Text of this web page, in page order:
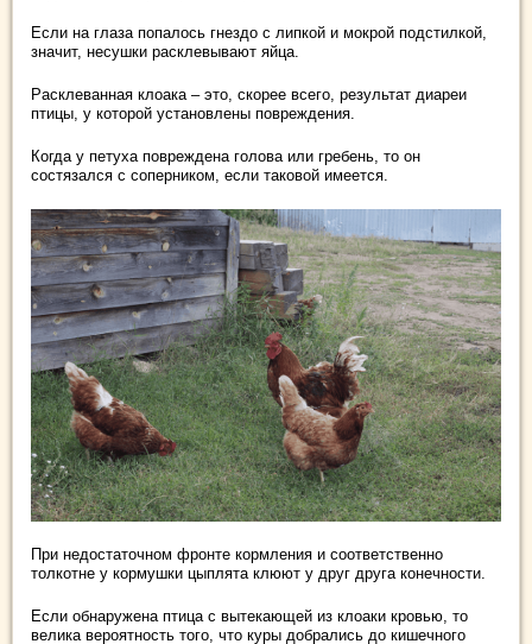
Если на глаза попалось гнездо с липкой и мокрой подстилкой,
значит, несушки расклевывают яйца.
Расклеванная клоака – это, скорее всего, результат диареи
птицы, у которой установлены повреждения.
Когда у петуха повреждена голова или гребень, то он
состязался с соперником, если таковой имеется.
При недостаточном фронте кормления и соответственно
толкотне у кормушки цыплята клюют у друг друга конечности.
Если обнаружена птица с вытекающей из клоаки кровью, то
велика вероятность того, что куры добрались до кишечного